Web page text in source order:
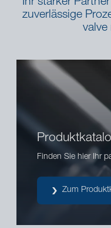
Ihr starker
zuverlässige
valve
Finden Sie hier Ihr
Zum